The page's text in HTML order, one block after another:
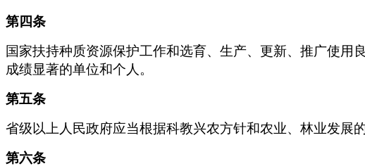
第四条
国家扶持种质资源保护工作和选育、生产、更新、推广使用
成绩显著的单位和个人。
第五条
省级以上人民政府应当根据科教兴农方针和农业、林业发展
第六条